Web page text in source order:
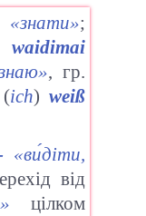
«знати»;
waidimai
, гр.
ich) weiß
«ви́діти,
від
цілком